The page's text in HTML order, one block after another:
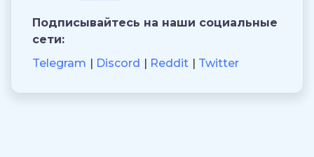
Подписывайтесь на наши социальные
сети:
Telegram
Discord Reddit Twitter